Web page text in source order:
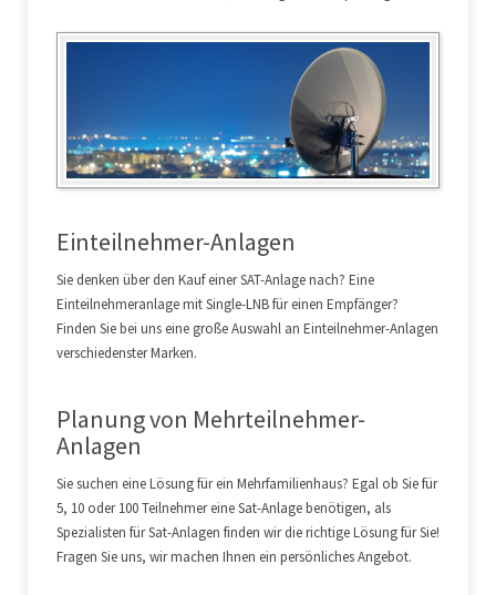
Einteilnehmer-Anlagen
Sie denken über den Kauf einer SAT-Anlage nach? Eine
Einteilnehmeranlage mit Single-LNB für einen Empfänger?
Finden Sie bei uns eine große Auswahl an Einteilnehmer-Anlagen
verschiedenster Marken.
Planung von Mehrteilnehmer-
Anlagen
Sie suchen eine Lösung für ein Mehrfamilienhaus? Egal ob Sie für
5, 10 oder 100 Teilnehmer eine Sat-Anlage benötigen, als
Spezialisten für Sat-Anlagen finden wir die richtige Lösung für Sie!
Fragen Sie uns, wir machen Ihnen ein persönliches Angebot.